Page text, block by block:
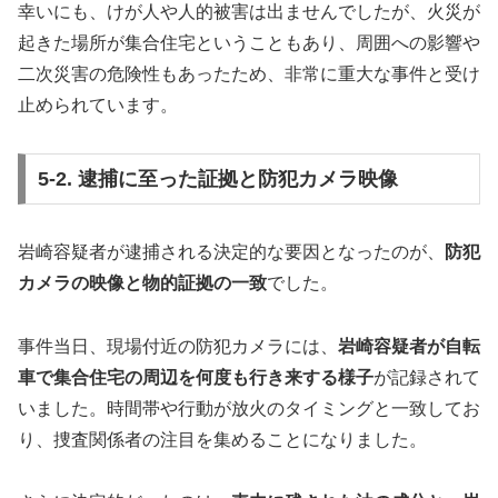
幸いにも、けが人や人的被害は出ませんでしたが、火災が
起きた場所が集合住宅ということもあり、周囲への影響や
二次災害の危険性もあったため、非常に重大な事件と受け
止められています。
5-2. 逮捕に至った証拠と防犯カメラ映像
岩崎容疑者が逮捕される決定的な要因となったのが、
防犯
カメラの映像と物的証拠の一致でした。
事件当日、現場付近の防犯カメラには、 岩崎容疑者が自転
車で集合住宅の周辺を何度も行き来する様子が記録されて
いました。時間帯や行動が放火のタイミングと一致してお
り、捜査関係者の注目を集めることになりました。